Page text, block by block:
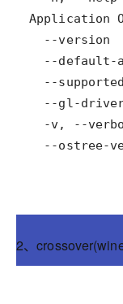
--ostree-
2、